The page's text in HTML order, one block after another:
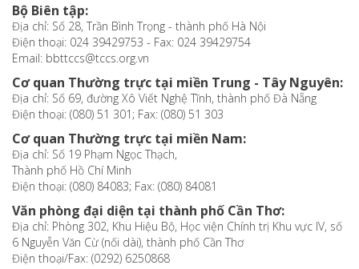
Bộ Biên tập:
Địa chỉ: Số 28, Trần Bình Trọng - thành phố Hà Nội
Điện thoại: 024 39429753 - Fax: 024 39429754
Email: bbttccs@tccs.org.vn
Cơ quan Thường trực tại miền Trung - Tây Nguyên:
Địa chỉ: Số 69, đường Xô Viết Nghệ Tĩnh, thành phố Đà Nẵng
Điện thoại: (080) 51 301; Fax: (080) 51 303
Cơ quan Thường trực tại miền Nam:
Địa chỉ: Số 19 Phạm Ngọc Thạch,
Thành phố Hồ Chí Minh
Điện thoại: (080) 84083; Fax: (080) 84081
Văn phòng đại diện tại thành phố Cần Thơ:
Địa chỉ: Phòng 302, Khu Hiệu Bộ, Học viện Chính trị Khu vực IV, số
6 Nguyễn Văn Cừ (nối dài), thành phố Cần Thơ
Điện thoại/Fax: (0292) 6250868